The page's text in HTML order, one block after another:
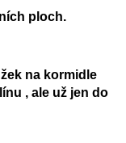
ploch.
na kormidle
, ale už jen do